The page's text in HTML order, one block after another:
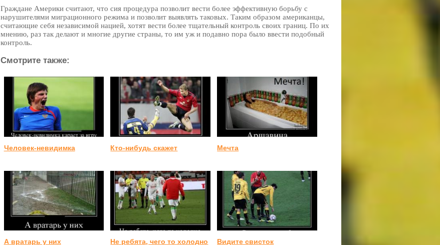
Граждане Америки считают, что сия процедура позволит вести более эффективную борьбу с
нарушителями миграционного режима и позволит выявлять таковых. Таким образом американцы,
считающие себя независимой нацией, хотят вести более тщательный контроль своих границ. По их
мнению, раз так делают и многие другие страны, то им уж и подавно пора было ввести подобный
контроль.
Смотрите также:
Человек-невидимка Кто-нибудь скажет Мечта
А вратарь у них Не ребята, чего то холодно Видите свисток